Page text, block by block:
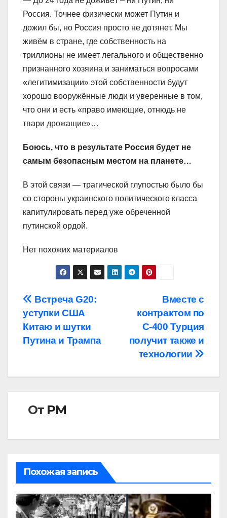
Россия. Точнее физически может Путин и
дожил бы, но Россия просто не дотянет. Мы
живём в стране, где собственность на
триллионы не имеет легального и общественно
признанного хозяина и заниматься вопросами
«легитимизации» этой собственности будут
хорошо вооружённые люди и уверенные в том,
что они и есть «право имеющие, отнюдь не
твари дрожащие»…
Боюсь, что в результате Россия будет не
самым безопасным местом на планете…
В этой связи — трагической глупостью было бы
со стороны украинского политического класса
капитулировать перед уже обреченной
путинской ордой.
Нет похожих материалов
Навигация
по
записям
Вместе с
контрактом по
С-400 Турция
получит также и
технологии
Встреча G20:
уступки США
Китаю и шутки
Путина и Трампа
От РМ
Похожая запись